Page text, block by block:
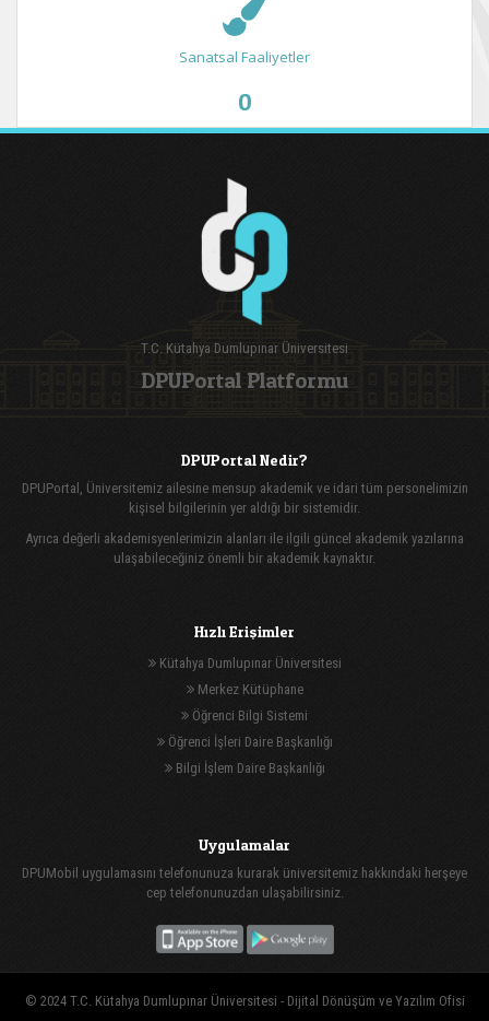
Sanatsal Faaliyetler
0
T.C. Kütahya Dumlupınar Üniversitesi
DPUPortal Platformu
DPUPortal Nedir?
DPUPortal, Üniversitemiz ailesine mensup akademik ve idari tüm personelimizin
kişisel bilgilerinin yer aldığı bir sistemidir.
Ayrıca değerli akademisyenlerimizin alanları ile ilgili güncel akademik yazılarına
ulaşabileceğiniz önemli bir akademik kaynaktır.
Hızlı Erişimler
Kütahya Dumlupınar Üniversitesi
Merkez Kütüphane
Öğrenci Bilgi Sistemi
Öğrenci İşleri Daire Başkanlığı
Bilgi İşlem Daire Başkanlığı
Uygulamalar
DPUMobil uygulamasını telefonunuza kurarak üniversitemiz hakkındaki herşeye
cep telefonunuzdan ulaşabilirsiniz.
© 2024 T.C. Kütahya Dumlupınar Üniversitesi - Dijital Dönüşüm ve Yazılım Ofisi